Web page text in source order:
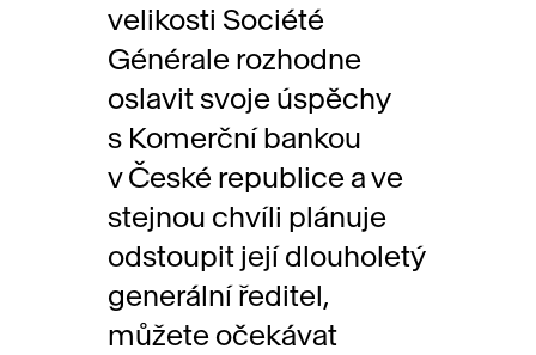
velikosti Société
Générale rozhodne
oslavit svoje úspěchy
s Komerční bankou
v České republice a ve
stejnou chvíli plánuje
odstoupit její dlouholetý
generální ředitel,
můžete očekávat